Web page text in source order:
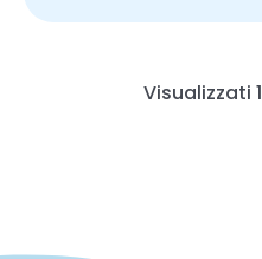
Visualizzati